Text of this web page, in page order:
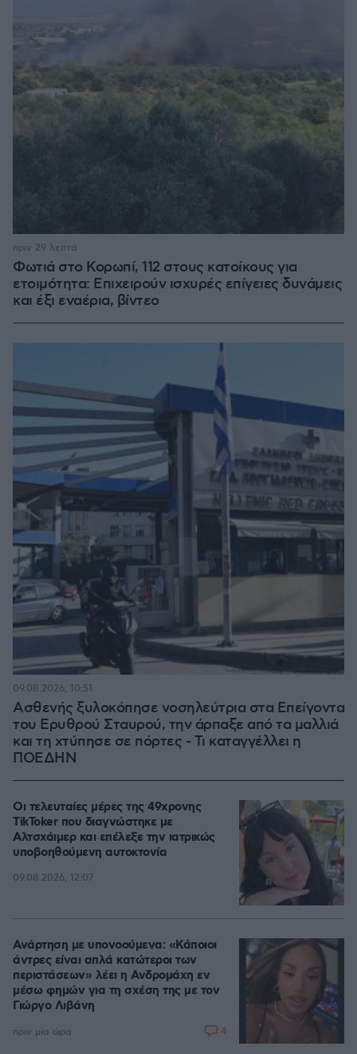
Φωτιά στο Κορωπί, 112 στους κατοίκους για
ετοιμότητα: Επιχειρούν ισχυρές επίγειες δυνάμεις
και έξι εναέρια, βίντεο
πριν 29 λεπτά
Ασθενής ξυλοκόπησε νοσηλεύτρια στα Επείγοντα
του Ερυθρού Σταυρού, την άρπαξε από τα μαλλιά
και τη χτύπησε σε πόρτες - Τι καταγγέλλει η
ΠΟΕΔΗΝ
09.08.2026, 10:51
Οι τελευταίες μέρες της 49χρονης
TikToker που διαγνώστηκε με
Αλτσχάιμερ και επέλεξε την ιατρικώς
υποβοηθούμενη αυτοκτονία
09.08.2026, 12:07
Ανάρτηση με υπονοούμενα: «Κάποιοι
άντρες είναι απλά κατώτεροι των
περιστάσεων» λέει η Ανδρομάχη εν
μέσω φημών για τη σχέση της με τον
Γιώργο Λιβάνη
πριν μία ώρα 4